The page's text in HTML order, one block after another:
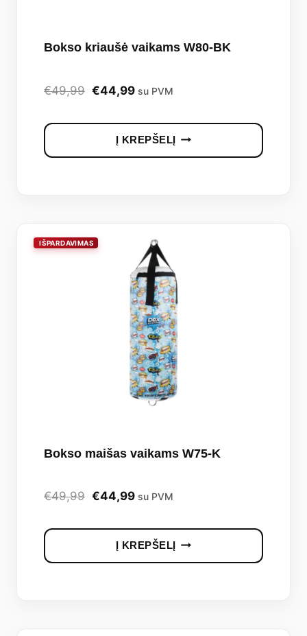
Bokso kriaušė vaikams W80-BK
€49,99 Original
was:
€49,99.
€44,99Current
is:
€44,99.
su PVM
Į KREPŠELĮ
Bokso maišas vaikams W75-K
€49,99 Original
was:
€49,99.
€44,99Current
is:
€44,99.
su PVM
Į KREPŠELĮ